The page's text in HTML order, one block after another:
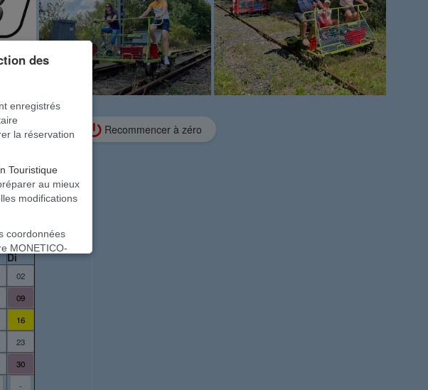
? Recommencer à zéro
Di
02
09
16
23
30
-
des
enregistrés
la réservation
Touristique
au mieux
modifications
coordonnées
MONETICO-
les paiement -
seront en
ni utilisé à un
aucun